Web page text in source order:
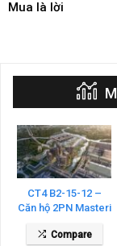
Mua là lời
CT4 B2-15-12 –
Căn hộ 2PN Masteri
Compare